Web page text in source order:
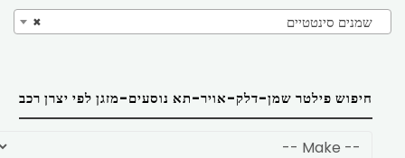
× שמנים סינטטיים
חיפוש פילטר שמן-דלק-אויר-תא נוסעים-מזגן לפי יצרן רכב